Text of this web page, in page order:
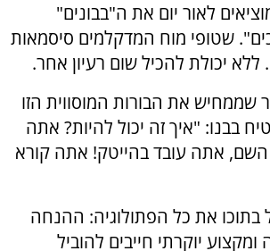
לאור יום את ה"בבונים"
שטופי מוח המדקלמים סיסמאות
ללא יכולת להכיל שום רעיון אחר.
שממחיש את הבורות המוסווית הזו
בבנו: "איך זה יכול להיות? אתה
אתה עובד בהייטק! אתה קורא
את כל הפתולוגיה: ההנחה
יוקרתי חייבים להוביל